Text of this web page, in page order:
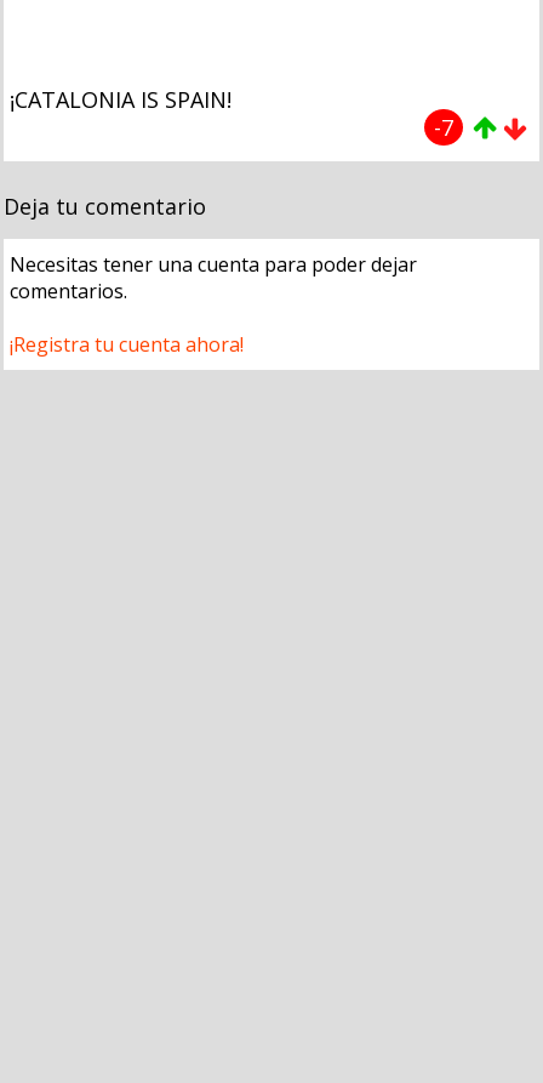
¡CATALONIA IS SPAIN!
-7
Deja tu comentario
Necesitas tener una cuenta para poder dejar
comentarios.
¡Registra tu cuenta ahora!